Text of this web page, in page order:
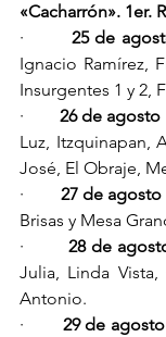
«Cacharrón». 1er.
· 25 de
Ignacio Ramírez,
Insurgentes 1 y 2,
· 26 de agosto
Luz, Itzquinapan,
José, El Obraje,
· 27 de
Brisas y Mesa
· 28 de
Julia, Linda
Antonio.
· 29 de